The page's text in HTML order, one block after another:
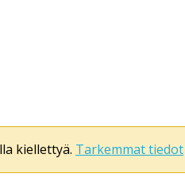
kiellettyä. Tarkemmat tiedot